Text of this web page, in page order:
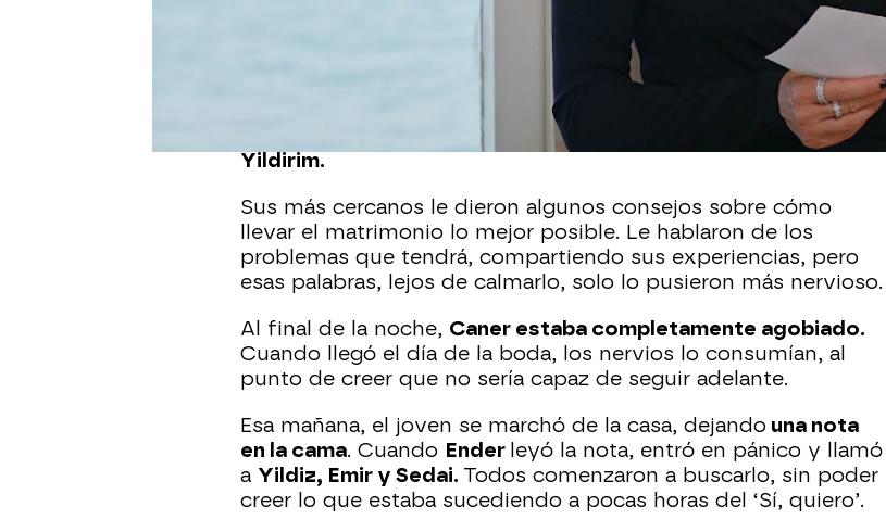
Caner y Kumru
organizaron una
cena en la terraza de la mansión con familiares y amigos
cercanos para celebrar su amor y felicidad. Sin embargo, el
hermano de Ender se sintió
abrumado por la presión. Todos le
exigían estar a la altura, sobre todo por ser el yerno deDoğan
Yildirim.
Sus más cercanos le dieron algunos consejos sobre cómo
llevar el matrimonio lo mejor posible. Le hablaron de los
problemas que tendrá, compartiendo sus experiencias, pero
esas palabras, lejos de calmarlo, solo lo pusieron más nervioso.
Al final de la noche, Caner estaba completamente agobiado.
Cuando llegó el día de la boda, los nervios lo consumían, al
punto de creer que no sería capaz de seguir adelante.
Esa mañana, el joven se marchó de la casa, dejando una nota
en la cama. Cuando Ender leyó la nota, entró en pánico y llamó
a Yildiz, Emir y Sedai. Todos comenzaron a buscarlo, sin poder
creer lo que estaba sucediendo a pocas horas del ‘Sí, quiero’.